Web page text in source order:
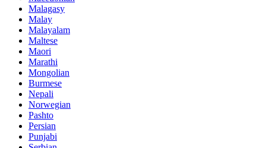
Malagasy
Malay
Malayalam
Maltese
Maori
Marathi
Mongolian
Burmese
Nepali
Norwegian
Pashto
Persian
Punjabi